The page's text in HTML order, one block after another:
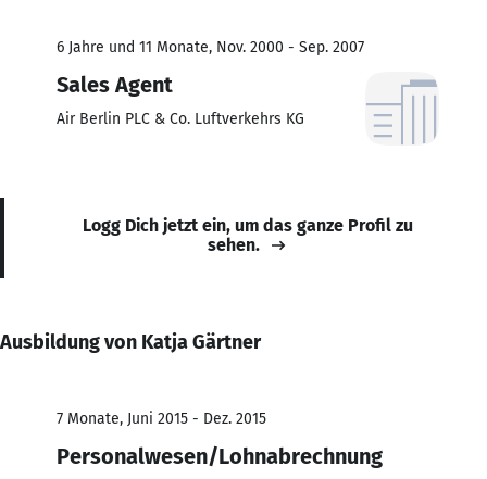
6 Jahre und 11 Monate, Nov. 2000 - Sep. 2007
Sales Agent
Air Berlin PLC & Co. Luftverkehrs KG
Logg Dich jetzt ein, um das ganze Profil zu
sehen.
Ausbildung von Katja Gärtner
7 Monate, Juni 2015 - Dez. 2015
Personalwesen/Lohnabrechnung